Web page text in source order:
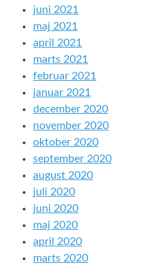
juni 2021
maj 2021
april 2021
marts 2021
februar 2021
januar 2021
december 2020
november 2020
oktober 2020
september 2020
august 2020
juli 2020
juni 2020
maj 2020
april 2020
marts 2020